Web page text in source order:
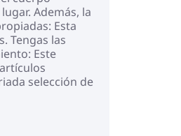
Además, la
Esta
Tengas las
Este
selección de